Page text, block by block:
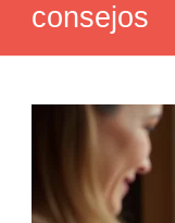
consejos